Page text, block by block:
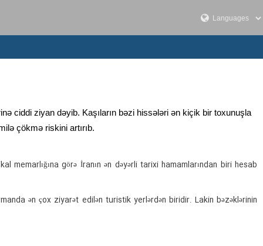
ciddi ziyan dəyib. Kaşıların bəzi hissələri ən kiçik bir toxunuşla
çökmə riskini artırıb.
memarlığına görə İranın ən dəyərli tarixi hamamlarından biri hesab
ən çox ziyarət edilən turistik yerlərdən biridir. Lakin bəzəklərinin